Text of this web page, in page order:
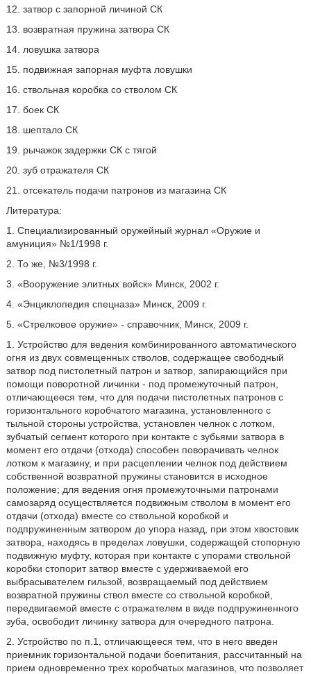
12. затвор с запорной личиной СК
13. возвратная пружина затвора СК
14. ловушка затвора
15. подвижная запорная муфта ловушки
16. ствольная коробка со стволом СК
17. боек СК
18. шептало СК
19. рычажок задержки СК с тягой
20. зуб отражателя СК
21. отсекатель подачи патронов из магазина СК
Литература:
1. Специализированный оружейный журнал «Оружие и
амуниция» №1/1998 г.
2. То же, №3/1998 г.
3. «Вооружение элитных войск» Минск, 2002 г.
4. «Энциклопедия спецназа» Минск, 2009 г.
5. «Стрелковое оружие» - справочник, Минск, 2009 г.
1. Устройство для ведения комбинированного автоматического
огня из двух совмещенных стволов, содержащее свободный
затвор под пистолетный патрон и затвор, запирающийся при
помощи поворотной личинки - под промежуточный патрон,
отличающееся тем, что для подачи пистолетных патронов с
горизонтального коробчатого магазина, установленного с
тыльной стороны устройства, установлен челнок с лотком,
зубчатый сегмент которого при контакте с зубьями затвора в
момент его отдачи (отхода) способен поворачивать челнок
лотком к магазину, и при расцеплении челнок под действием
собственной возвратной пружины становится в исходное
положение; для ведения огня промежуточными патронами
самозаряд осуществляется подвижным стволом в момент его
отдачи (отхода) вместе со ствольной коробкой и
подпружиненным затвором до упора назад, при этом хвостовик
затвора, находясь в пределах ловушки, содержащей стопорную
подвижную муфту, которая при контакте с упорами ствольной
коробки стопорит затвор вместе с удерживаемой его
выбрасывателем гильзой, возвращаемый под действием
возвратной пружины ствол вместе со ствольной коробкой,
передвигаемой вместе с отражателем в виде подпружиненного
зуба, освободит личинку затвора для очередного патрона.
2. Устройство по п.1, отличающееся тем, что в него введен
приемник горизонтальной подачи боепитания, рассчитанный на
прием одновременно трех коробчатых магазинов, что позволяет